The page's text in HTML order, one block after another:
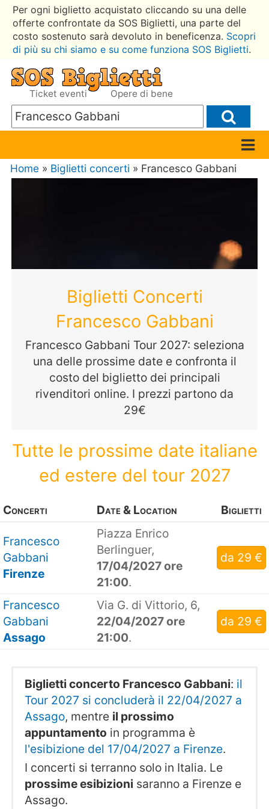
Per ogni biglietto acquistato cliccando su una delle
offerte confrontate da SOS Biglietti, una parte del
costo sostenuto sarà devoluto in beneficenza. Scopri
di più su chi siamo e su come funziona SOS Biglietti.
Ticket eventi Opere di bene
Home » Biglietti concerti » Francesco Gabbani
Biglietti Concerti
Francesco Gabbani
Francesco Gabbani Tour 2027: seleziona
una delle prossime date e confronta il
costo del biglietto dei principali
rivenditori online. I prezzi partono da
29€
Tutte le prossime date italiane
ed estere del tour 2027
Concerti Date & Location Biglietti
Francesco
Gabbani
Firenze
Piazza Enrico
Berlinguer,
17/04/2027 ore
21:00.
da 29 €
Francesco
Gabbani
Assago
Via G. di Vittorio, 6,
22/04/2027 ore
21:00.
da 29 €
Biglietti concerto Francesco Gabbani: il
Tour 2027 si concluderà il 22/04/2027 a
Assago, mentre il prossimo
appuntamento in programma è
l'esibizione del 17/04/2027 a Firenze.
I concerti si terranno solo in Italia. Le
prossime esibizioni saranno a Firenze e
Assago.